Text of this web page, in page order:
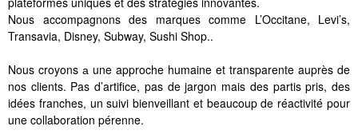
Nous accompagnons des marques comme L’Occitane, Levi’s,
Transavia, Disney, Subway, Sushi Shop..
Nous croyons а une approche humaine et transparente auprès de
nos clients. Pas d’artifice, pas de jargon mais des partis pris, des
idées franches, un suivi bienveillant et beaucoup de réactivité pour
une collaboration pérenne.